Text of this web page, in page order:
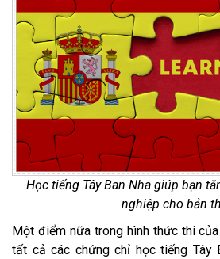
Học tiếng Tây Ban Nha giúp bạn
nghiệp cho bản
Một điểm nữa trong hình thức thi
tất cả các chứng chỉ học tiếng Tây